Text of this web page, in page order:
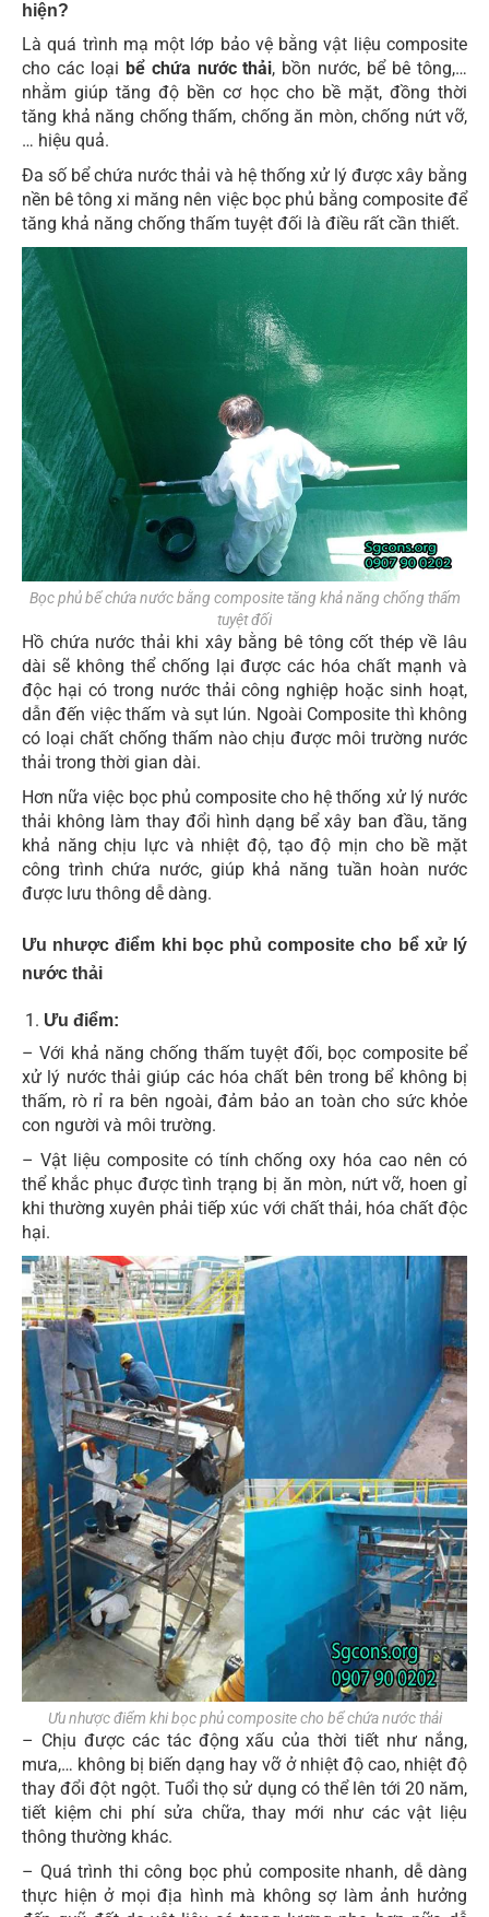
hiện?
Là quá trình mạ một lớp bảo vệ bằng vật liệu composite
cho các loại bể chứa nước thải, bồn nước, bể bê tông,…
nhằm giúp tăng độ bền cơ học cho bề mặt, đồng thời
tăng khả năng chống thấm, chống ăn mòn, chống nứt vỡ,
… hiệu quả.
Đa số bể chứa nước thải và hệ thống xử lý được xây bằng
nền bê tông xi măng nên việc bọc phủ bằng composite để
tăng khả năng chống thấm tuyệt đối là điều rất cần thiết.
Bọc phủ bể chứa nước bằng composite tăng khả năng chống thấm
tuyệt đối
Hồ chứa nước thải khi xây bằng bê tông cốt thép về lâu
dài sẽ không thể chống lại được các hóa chất mạnh và
độc hại có trong nước thải công nghiệp hoặc sinh hoạt,
dẫn đến việc thấm và sụt lún. Ngoài Composite thì không
có loại chất chống thấm nào chịu được môi trường nước
thải trong thời gian dài.
Hơn nữa việc bọc phủ composite cho hệ thống xử lý nước
thải không làm thay đổi hình dạng bể xây ban đầu, tăng
khả năng chịu lực và nhiệt độ, tạo độ mịn cho bề mặt
công trình chứa nước, giúp khả năng tuần hoàn nước
được lưu thông dễ dàng.
Ưu nhược điểm khi bọc phủ composite cho bể xử lý
nước thải
Ưu điểm:
– Với khả năng chống thấm tuyệt đối, bọc composite bể
xử lý nước thải giúp các hóa chất bên trong bể không bị
thấm, rò rỉ ra bên ngoài, đảm bảo an toàn cho sức khỏe
con người và môi trường.
– Vật liệu composite có tính chống oxy hóa cao nên có
thể khắc phục được tình trạng bị ăn mòn, nứt vỡ, hoen gỉ
khi thường xuyên phải tiếp xúc với chất thải, hóa chất độc
hại.
Ưu nhược điểm khi bọc phủ composite cho bể chứa nước thải
– Chịu được các tác động xấu của thời tiết như nắng,
mưa,… không bị biến dạng hay vỡ ở nhiệt độ cao, nhiệt độ
thay đổi đột ngột. Tuổi thọ sử dụng có thể lên tới 20 năm,
tiết kiệm chi phí sửa chữa, thay mới như các vật liệu
thông thường khác.
– Quá trình thi công bọc phủ composite nhanh, dễ dàng
thực hiện ở mọi địa hình mà không sợ làm ảnh hưởng